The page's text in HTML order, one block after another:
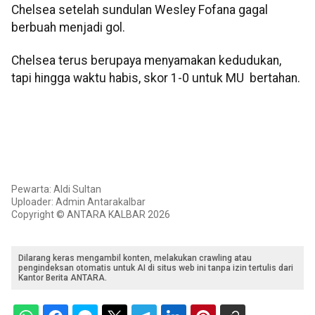
Chelsea setelah sundulan Wesley Fofana gagal
berbuah menjadi gol.
Chelsea terus berupaya menyamakan kedudukan,
tapi hingga waktu habis, skor 1-0 untuk MU bertahan.
Pewarta: Aldi Sultan
Uploader: Admin Antarakalbar
Copyright © ANTARA KALBAR 2026
Dilarang keras mengambil konten, melakukan crawling atau
pengindeksan otomatis untuk AI di situs web ini tanpa izin tertulis dari
Kantor Berita ANTARA.